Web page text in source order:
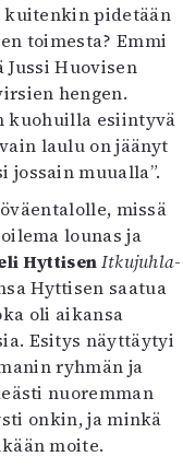
kuitenkin pidetään
toimesta? Emmi
Huovisen
hengen.
kuohuilla esiintyvä
laulu on jäänyt
muualla”.
missä
lounas ja
HyttisenItkujuhla-
Hyttisen saatua
oli aikansa
Esitys näyttäytyi
ryhmän ja
nuoremman
onkin, ja minkä
moite.